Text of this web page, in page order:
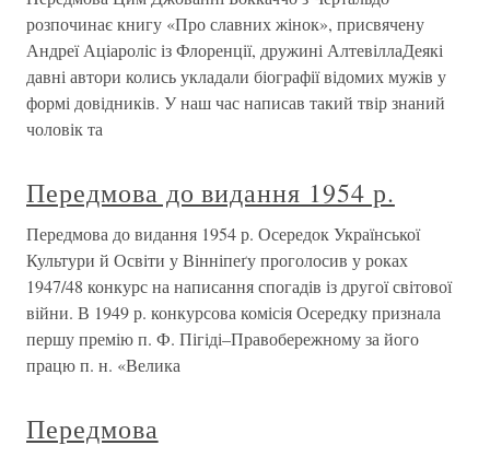
розпочинає книгу «Про славних жінок», присвячену
Андреї Аціароліс із Флоренції, дружині АлтевіллаДеякі
давні автори колись укладали біографії відомих мужів у
формі довідників. У наш час написав такий твір знаний
чоловік та
Передмова до видання 1954 р.
Передмова до видання 1954 р. Осередок Української
Культури й Освіти у Вінніпеґу проголосив у роках
1947/48 конкурс на написання спогадів із другої світової
війни. В 1949 р. конкурсова комісія Осередку признала
першу премію п. Ф. Пігіді–Правобережному за його
працю п. н. «Велика
Передмова